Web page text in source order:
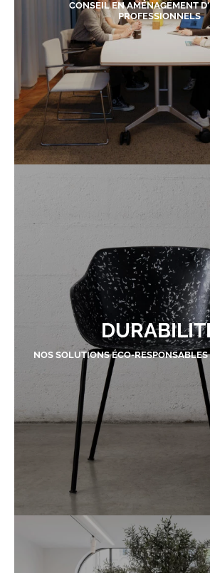
CONSEIL EN AMÉNAGEMENT
PROFESSIONNELS
NOS SOLUTIONS ÉCO-